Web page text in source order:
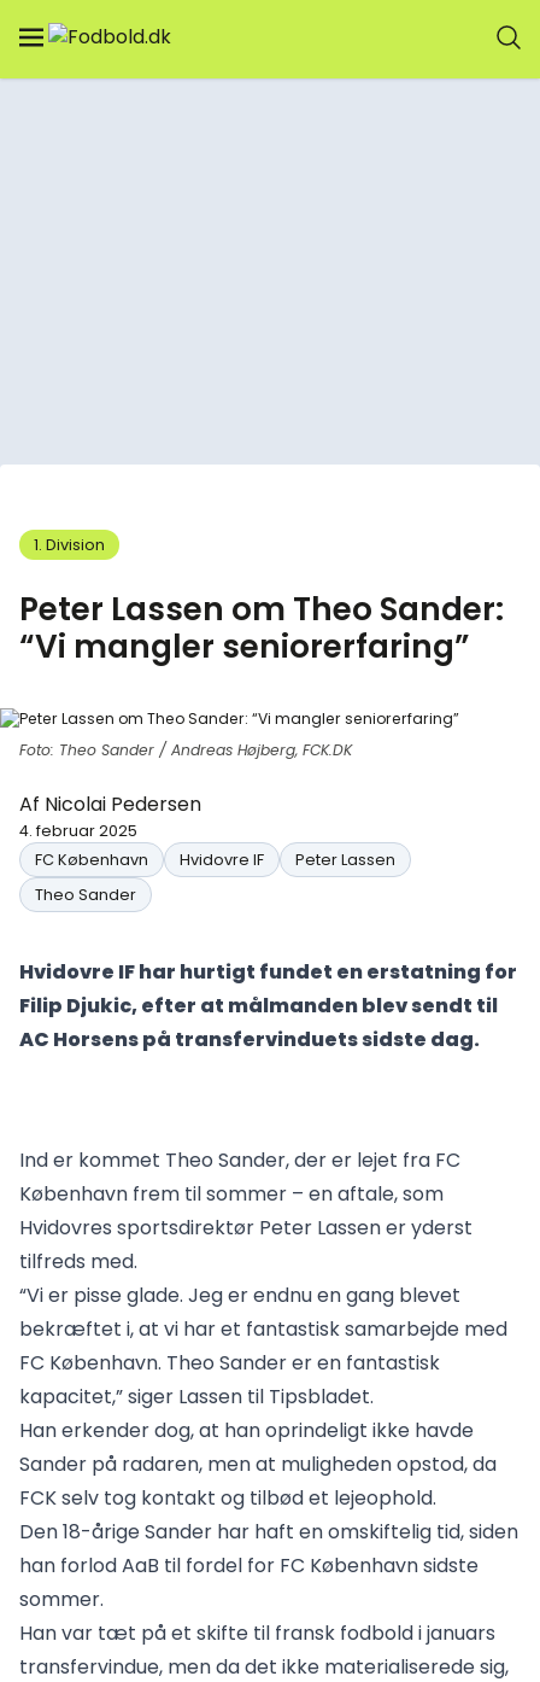
1. Division
Peter Lassen om Theo Sander:
“Vi mangler seniorerfaring”
Foto: Theo Sander / Andreas Højberg, FCK.DK
Af Nicolai Pedersen
4. februar 2025
FC København
Hvidovre IF
Peter Lassen
Theo Sander
Hvidovre IF har hurtigt fundet en erstatning for
Filip Djukic, efter at målmanden blev sendt til
AC Horsens på transfervinduets sidste dag.
Ind er kommet Theo Sander, der er lejet fra FC
København frem til sommer – en aftale, som
Hvidovres sportsdirektør Peter Lassen er yderst
tilfreds med.
“Vi er pisse glade. Jeg er endnu en gang blevet
bekræftet i, at vi har et fantastisk samarbejde med
FC København. Theo Sander er en fantastisk
kapacitet,” siger Lassen til Tipsbladet.
Han erkender dog, at han oprindeligt ikke havde
Sander på radaren, men at muligheden opstod, da
FCK selv tog kontakt og tilbød et lejeophold.
Den 18-årige Sander har haft en omskiftelig tid, siden
han forlod AaB til fordel for FC København sidste
sommer.
Han var tæt på et skifte til fransk fodbold i januars
transfervindue, men da det ikke materialiserede sig,